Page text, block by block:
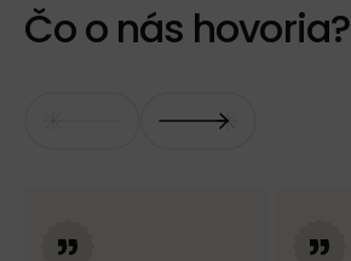
Čo o nás hovoria?